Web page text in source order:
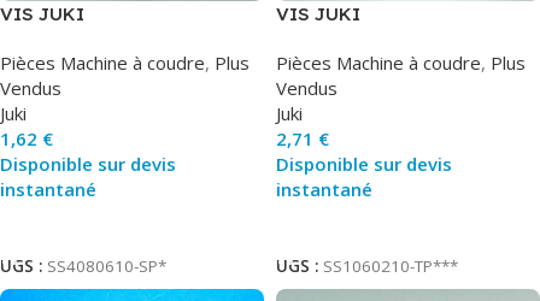
VIS JUKI
Pièces Machine à coudre, Plus
Vendus
Juki
1,62 €
Disponible sur devis
instantané
UGS : SS4080610-SP*
VIS JUKI
Pièces Machine à coudre, Plus
Vendus
Juki
2,71 €
Disponible sur devis
instantané
UGS : SS1060210-TP***